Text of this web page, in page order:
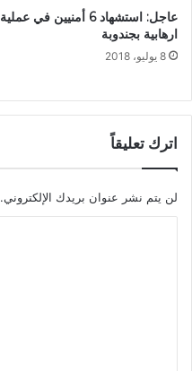
عاجل: استشهاد 6 أمنيين في عملية
ارهابية بجندوبة
8 يوليو، 2018
اترك تعليقاً
لن يتم نشر عنوان بريدك الإلكتروني.